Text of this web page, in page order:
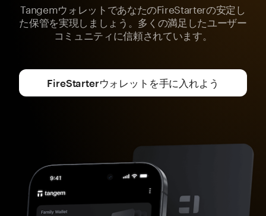
TangemウォレットであなたのFireStarterの安定し
た保管を実現しましょう。多くの満足したユーザー
コミュニティに信頼されています。
FireStarterウォレットを手に入れよう